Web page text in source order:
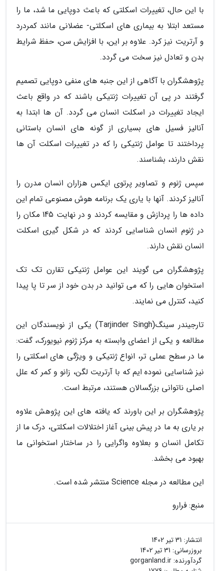
با این حال، تغییرات اسکلتی که باعث دوپایی ما شد، ما را
مستعد ابتلا به بیماری های اسکلتی- عضلانی مانند کمردرد
و آرتریت نیز کرد. علاوه بر این، با افزایش سن، حفظ شرایط
بدن و تعادل نیز سخت می گردد.
پژوهشگران با آگاهی از این جنبه های منفی دوپایی تصمیم
گرفتند در پی آن تغییرات ژنتیکی باشند که در واقع باعث
ایجاد تغییرات در اسکلت انسان می گردد. آن ها ابتدا به
آنالیز فسیل های بسیاری از گونه های انسان باستانی
پرداختند تا عوامل ژنتیکی را که در تغییرات اسکلت آن ها
نقش دارند، بشناسند.
سپس ژنوم و تصاویر پرتوی ایکس هزاران انسان مدرن را
آنالیز کردند. آنها با یاری یک برنامه هوش مصنوعی تمام این
داده ها را پردازش و مقایسه کردند و در نهایت 145 مکان را
در ژنوم انسان شناسایی کردند که در شکل گیری اسکلت
انسان نقش دارند.
پژوهشگران می گویند این عوامل ژنتیکی تقارن تک تک
استخوان هایی را که می توانید در بدن خود از سر تا پا پیدا
کنید، کنترل می نمایند.
تارجیندر سینگ(Tarjinder Singh) یکی از نویسندگان این
مطالعه و یکی از اعضای وابسته به مرکز ژنوم نیویورک، گفت:
ما در سطح عملی تر، انواع ژنتیکی و ویژگی های اسکلتی را
نیز شناسایی نموده ایم که با آرتریت لگن، زانو و کمر که علل
اصلی ناتوانی بزرگسالان هستند، مرتبط است.
پژوهشگران بر این باورند که یافته های این پژوهش علاوه
بر یاری به ما در پیش بینی آغاز اختلالات اسکلتی، درک ما از
تکامل انسان و بعلاوه واگرایی را در ساختار استخوانی ما
بهبود می بخشد.
این مطالعه در مجله Science منتشر شده است.
منبع: فرارو
انتشار: 31 تیر 1402
بروزرسانی: 31 تیر 1402
گردآورنده: gorganland.ir